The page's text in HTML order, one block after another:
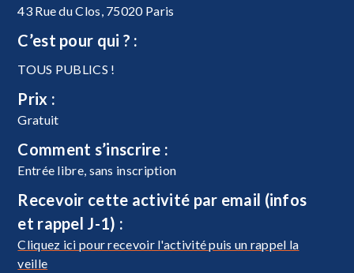
43 Rue du Clos, 75020 Paris
C’est pour qui ? :
TOUS PUBLICS !
Prix :
Gratuit
Comment s’inscrire :
Entrée libre, sans inscription
Recevoir cette activité par email (infos
et rappel J-1) :
Cliquez ici pour recevoir l'activité puis un rappel la
veille